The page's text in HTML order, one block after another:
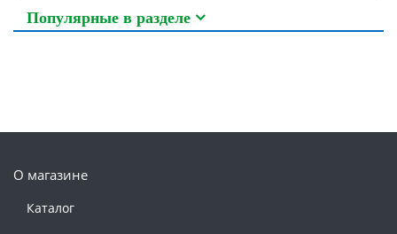
Популярные в разделе
О магазине
Каталог